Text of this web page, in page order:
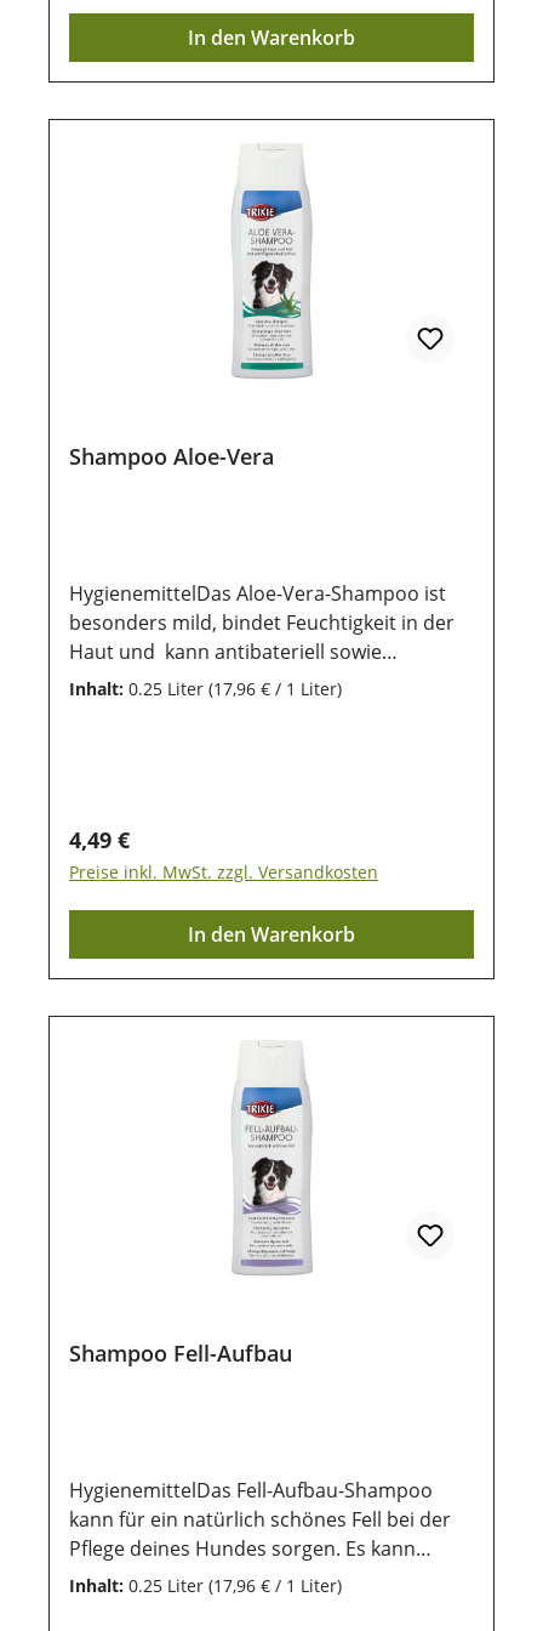
In den Warenkorb
Shampoo Aloe-Vera
HygienemittelDas Aloe-Vera-Shampoo ist
besonders mild, bindet Feuchtigkeit in der
Haut und kann antibateriell sowie
entzündungshemmend bei der Pflege
auf das nasse Fell gut verteilen und mit
lauwarmem Wasser wieder gründlich
auswaschen. Danach solltest du deinen
Hund gut trockenreiben und vor Zugluft
schützem Lagerung:Damit unsere Produkte
auch nach dem Kauf noch lange haltbar
vor direkter Sonneneinstrahlung geschützt
werden, damit die wertvollen Inhaltsstoffe
lange erhalten bleiben.
Inhalt: 0.25 Liter (17,96 € / 1 Liter)
Regulärer Preis:
4,49 €
Preise inkl. MwSt. zzgl. Versandkosten
In den Warenkorb
Shampoo Fell-Aufbau
HygienemittelDas Fell-Aufbau-Shampoo
kann für ein natürlich schönes Fell bei der
Pflege deines Hundes sorgen. Es kann
besonders rückfettend wirken und kann
Inhalt: 0.25 Liter (17,96 € / 1 Liter)